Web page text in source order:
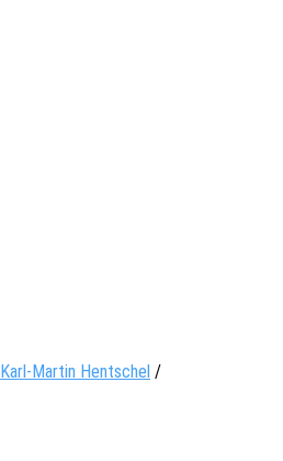
Karl-Martin Hentschel /